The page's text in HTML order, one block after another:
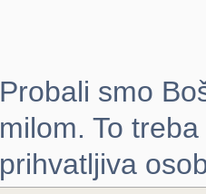
Probali smo
milom. To
prihvatljiva